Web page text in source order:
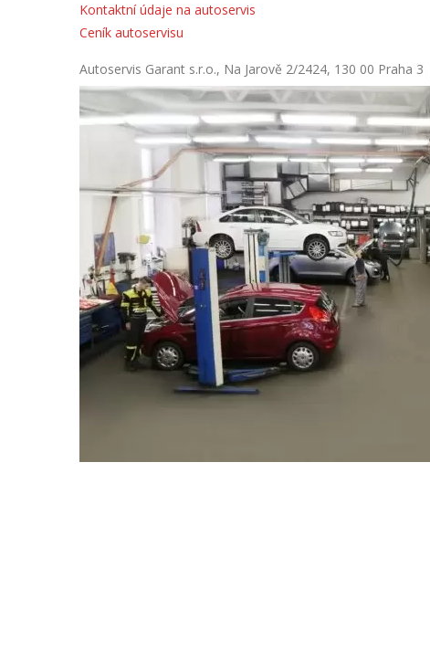
Kontaktní údaje na autoservis
Ceník autoservisu
Autoservis Garant s.r.o., Na Jarově 2/2424, 130 00 Praha